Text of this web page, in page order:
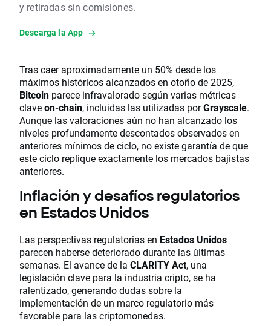
y retiradas sin comisiones.
Descarga la App
Tras caer aproximadamente un 50% desde los
máximos históricos alcanzados en otoño de 2025,
Bitcoin parece infravalorado según varias métricas
claveon-chain, incluidas las utilizadas porGrayscale.
Aunque las valoraciones aún no han alcanzado los
niveles profundamente descontados observados en
anteriores mínimos de ciclo, no existe garantía de que
este ciclo replique exactamente los mercados bajistas
anteriores.
Inflación y desafíos regulatorios
en Estados Unidos
Las perspectivas regulatorias en Estados Unidos
parecen haberse deteriorado durante las últimas
semanas. El avance de la CLARITY Act, una
legislación clave para la industria cripto, se ha
ralentizado, generando dudas sobre la
implementación de un marco regulatorio más
favorable para las criptomonedas.